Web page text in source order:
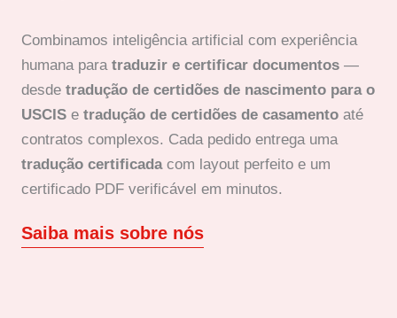
Combinamos inteligência artificial com experiência
humana para traduzir e certificar documentos —
desde tradução de certidões de nascimento para o
USCIS e tradução de certidões de casamento até
contratos complexos. Cada pedido entrega uma
tradução certificadacom layout perfeito e um
certificado PDF verificável em minutos.
Saiba mais sobre nós